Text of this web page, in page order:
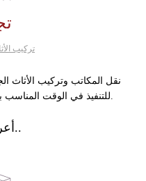
تركيب
نقل المكاتب وتركيب الأثاث
أعرف أكثر..